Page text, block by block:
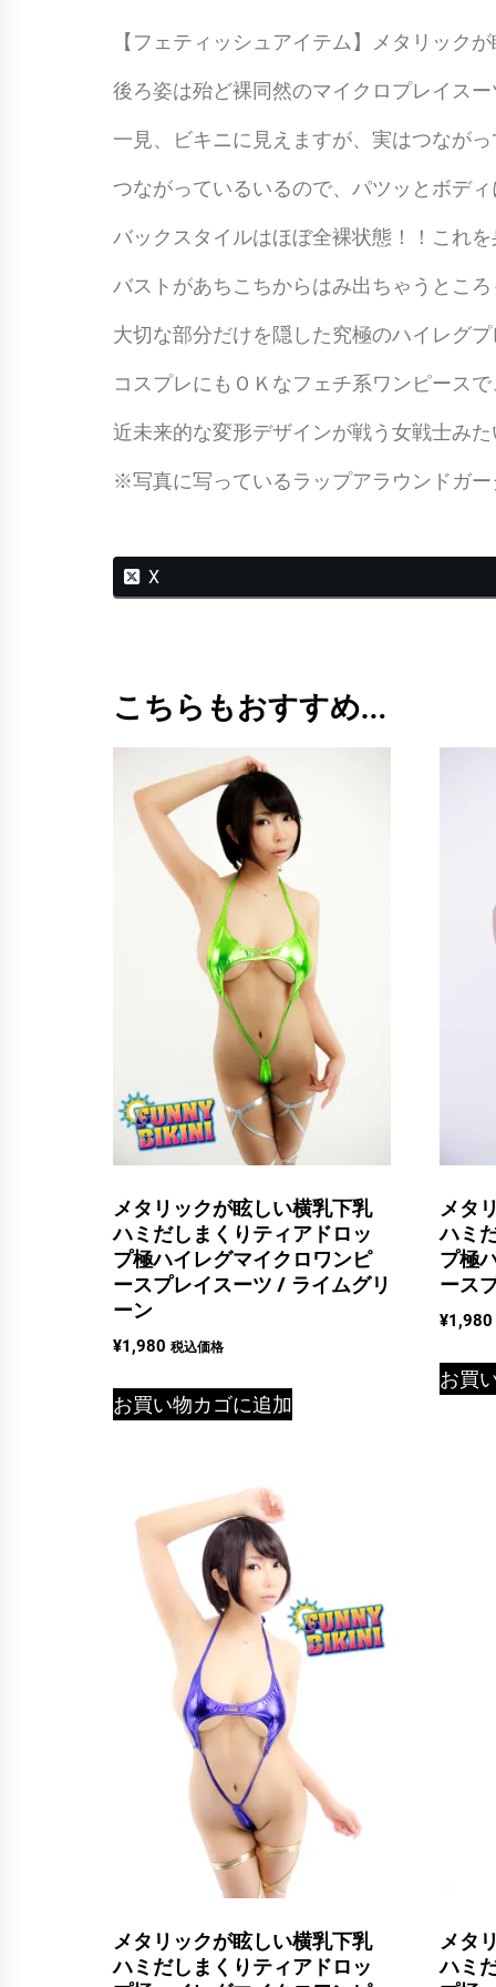
【フェティッシュアイテム】メタリック
後ろ姿は殆ど裸同然のマイクロプレイス
一見、ビキニに見えますが、実はつなが
つながっているいるので、パツッとボデ
バックスタイルはほぼ全裸状態！！これ
バストがあちこちからはみ出ちゃうとこ
大切な部分だけを隠した究極のハイレグ
コスプレにもＯＫなフェチ系ワンピース
近未来的な変形デザインが戦う女戦士み
※写真に写っているラップアラウンドガ
X
こちらもおすすめ…
メタリックが眩しい横乳下乳
ハミだしまくりティアドロッ
プ極ハイレグマイクロワンピ
ースプレイスーツ / ライムグリ
ーン
¥1,980 税込価格
お買い物カゴに追加
メタ
ハミ
プ極
ース
¥1,980
お買
メタリックが眩しい横乳下乳
ハミだしまくりティアドロッ
メタ
ハミ